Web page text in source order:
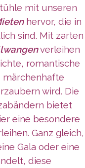
mit unseren
hervor, die in
sind. Mit zarten
verleihen
romantische
märchenhafte
wird. Die
bietet
eine besondere
Ganz gleich,
Gala oder eine
diese